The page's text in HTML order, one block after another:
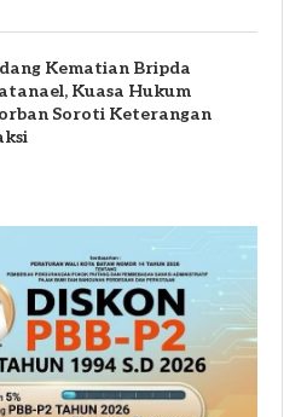
Kematian Bripda
Kuasa Hukum
Soroti Keterangan